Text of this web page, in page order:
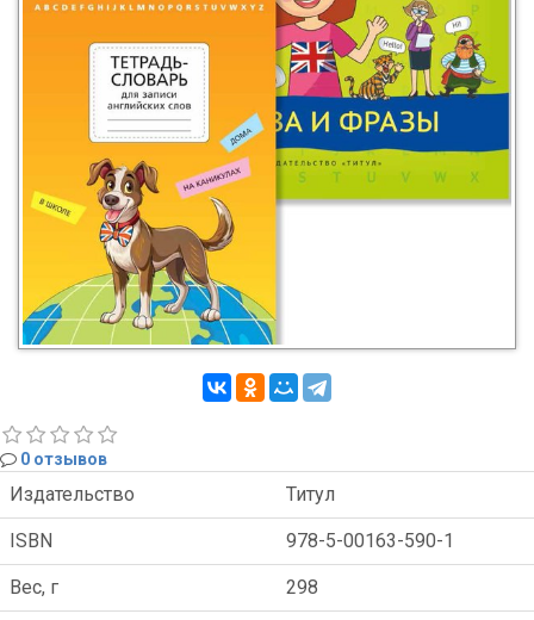
0 отзывов
Издательство Титул
ISBN 978-5-00163-590-1
Вес, г 298